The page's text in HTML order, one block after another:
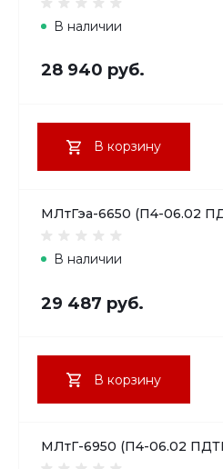
В наличии
28 940 руб.
В корзину
МЛтГэа-6650 (П4-06.02
В наличии
29 487 руб.
В корзину
МЛтГ-6950 (П4-06.02